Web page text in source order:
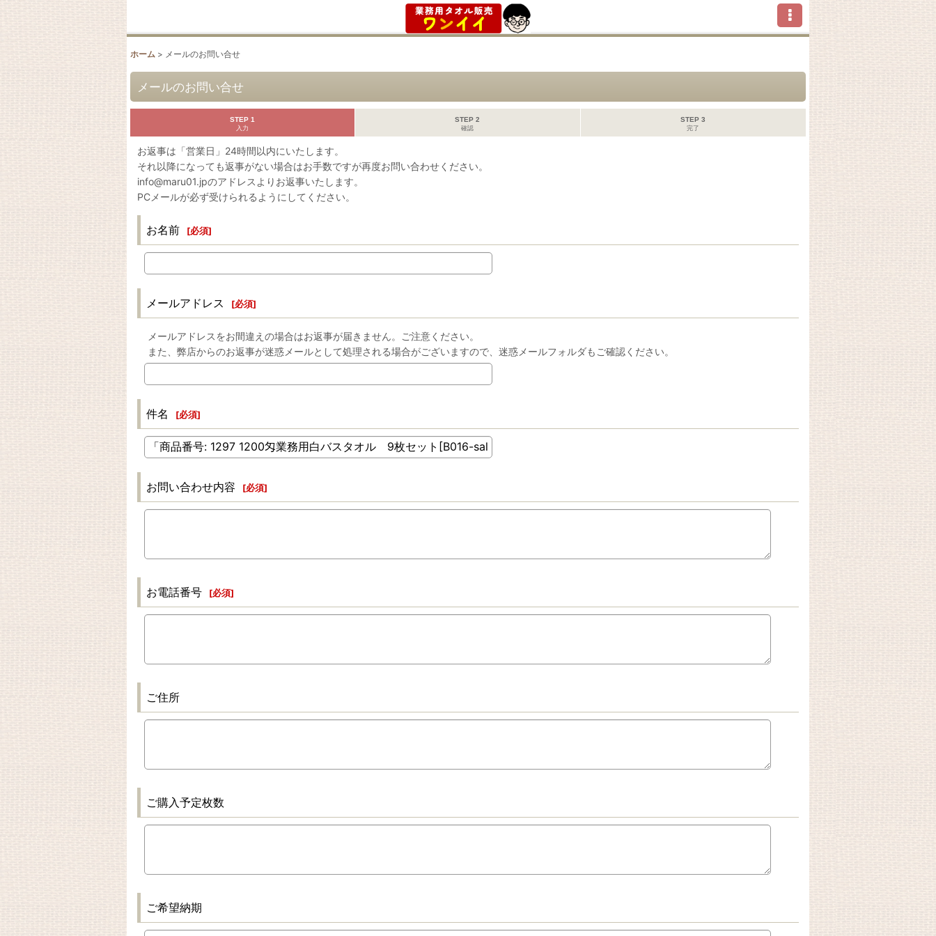
ホーム > メールのお問い合せ
メールのお問い合せ
STEP 1
入力
STEP 2
確認
STEP 3
完了
お返事は「営業日」24時間以内にいたします。
それ以降になっても返事がない場合はお手数ですが再度お問い合わせください。
info@maru01.jpのアドレスよりお返事いたします。
PCメールが必ず受けられるようにしてください。
お名前 [必須]
メールアドレス [必須]
メールアドレスをお間違えの場合はお返事が届きません。ご注意ください。
また、弊店からのお返事が迷惑メールとして処理される場合がございますので、迷惑メールフォルダもご確認ください。
件名 [必須]
お問い合わせ内容 [必須]
お電話番号 [必須]
ご住所
ご購入予定枚数
ご希望納期